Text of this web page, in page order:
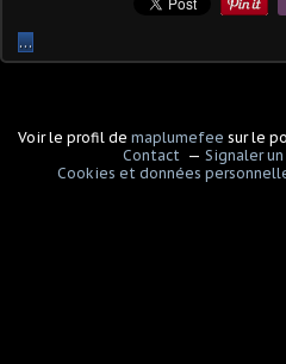
…
Voir le profil de maplumefee sur le
Contact
Signaler un
Cookies et données